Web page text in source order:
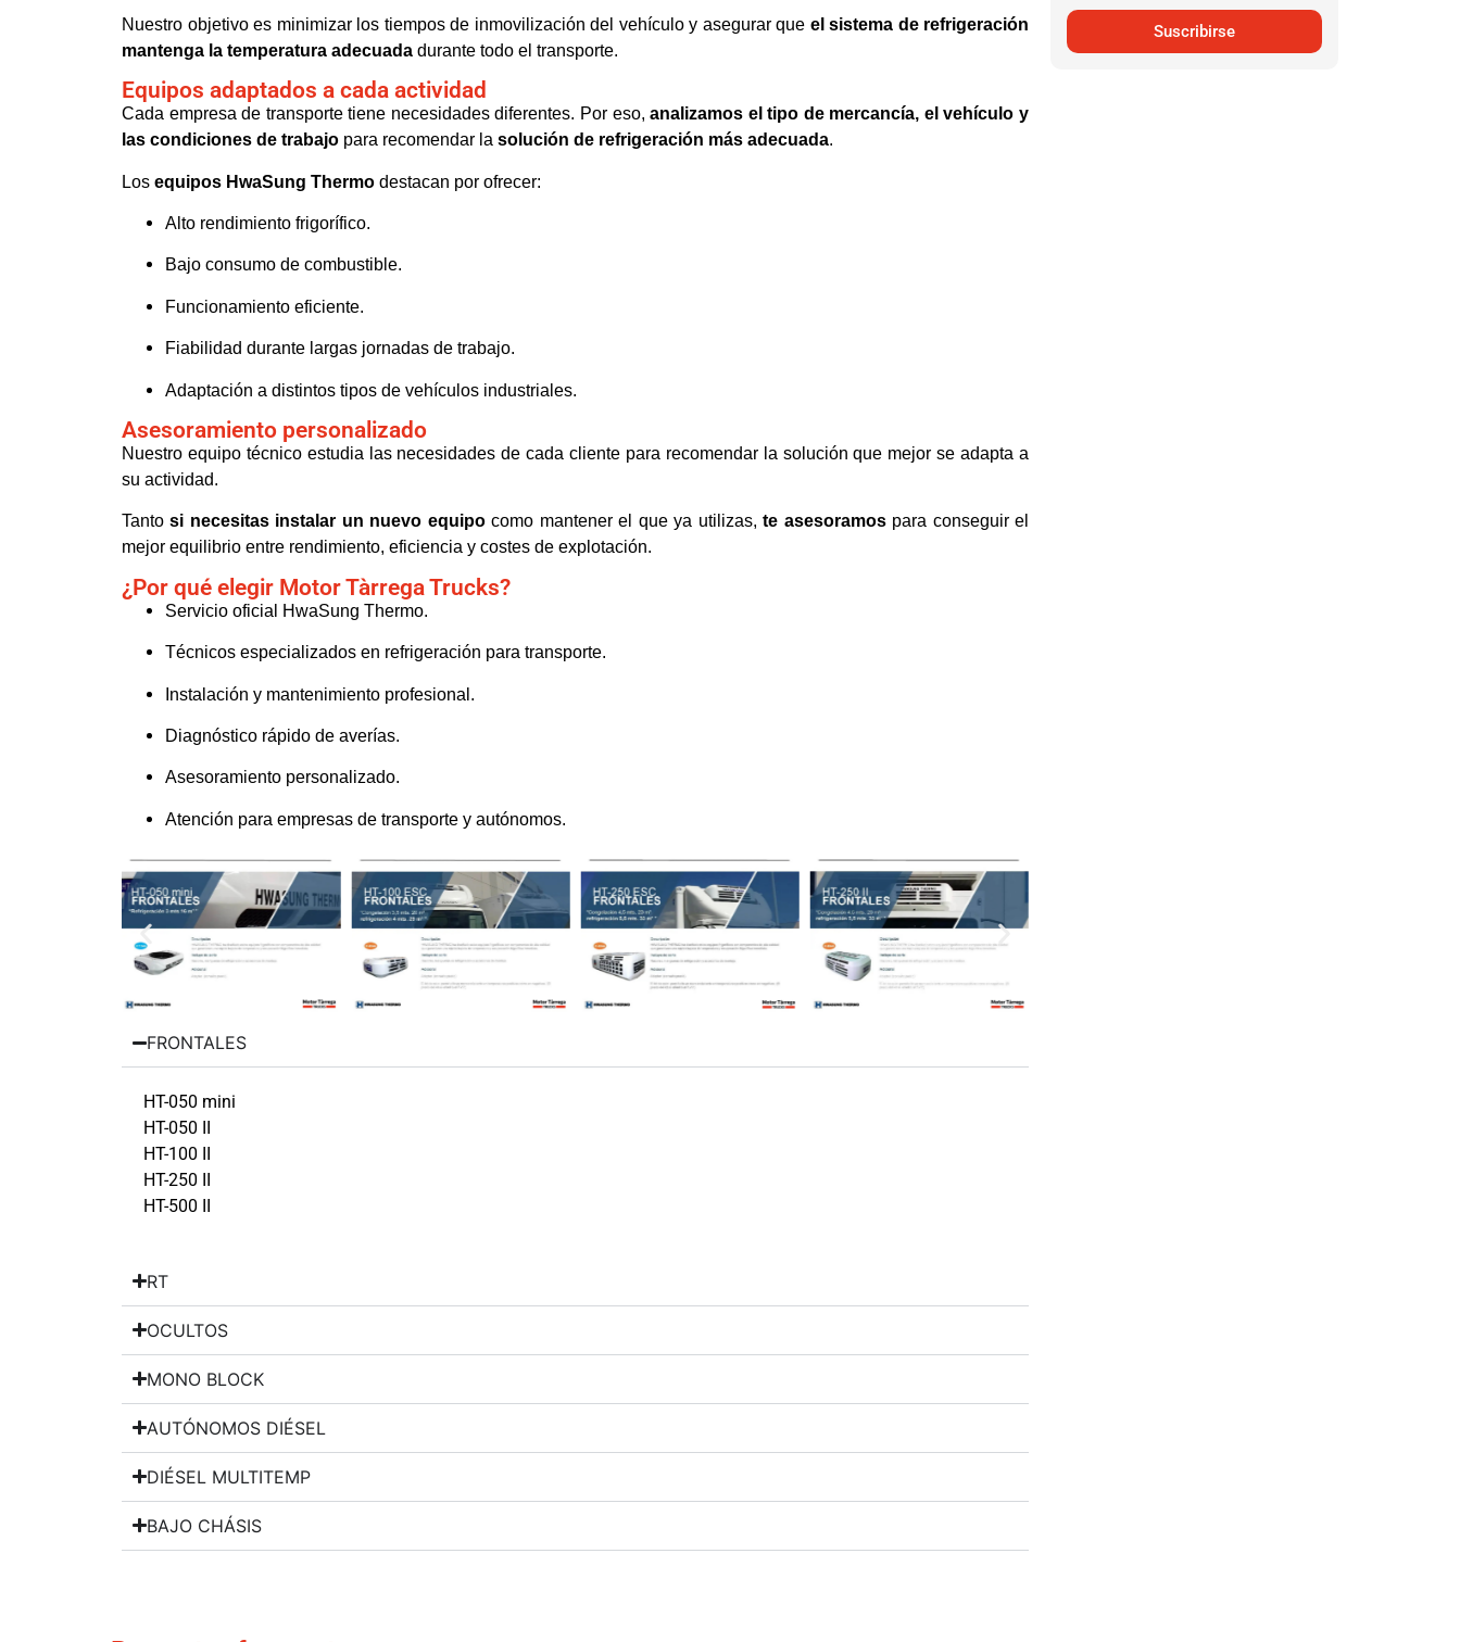
Nuestro objetivo es minimizar los tiempos de inmovilización del vehículo y asegurar que el sistema de refrigeración
mantenga la temperatura adecuada durante todo el transporte.
Equipos adaptados a cada actividad
Cada empresa de transporte tiene necesidades diferentes. Por eso,analizamos el tipo de mercancía, el vehículo y
las condiciones de trabajo para recomendar la solución de refrigeración más adecuada.
Los equipos HwaSung Thermo destacan por ofrecer:
Alto rendimiento frigorífico.
Bajo consumo de combustible.
Funcionamiento eficiente.
Fiabilidad durante largas jornadas de trabajo.
Adaptación a distintos tipos de vehículos industriales.
Asesoramiento personalizado
Nuestro equipo técnico estudia las necesidades de cada cliente para recomendar la solución que mejor se adapta a
su actividad.
Tantosi necesitas instalar un nuevo equipocomo mantener el que ya utilizas,te asesoramospara conseguir el
mejor equilibrio entre rendimiento, eficiencia y costes de explotación.
¿Por qué elegir Motor Tàrrega Trucks?
Servicio oficial HwaSung Thermo.
Técnicos especializados en refrigeración para transporte.
Instalación y mantenimiento profesional.
Diagnóstico rápido de averías.
Asesoramiento personalizado.
Atención para empresas de transporte y autónomos.
FRONTALES
HT-050 mini
HT-050 II
HT-100 II
HT-250 II
HT-500 II
RT
OCULTOS
MONO BLOCK
AUTÓNOMOS DIÉSEL
DIÉSEL MULTITEMP
BAJO CHÁSIS
Suscribirse